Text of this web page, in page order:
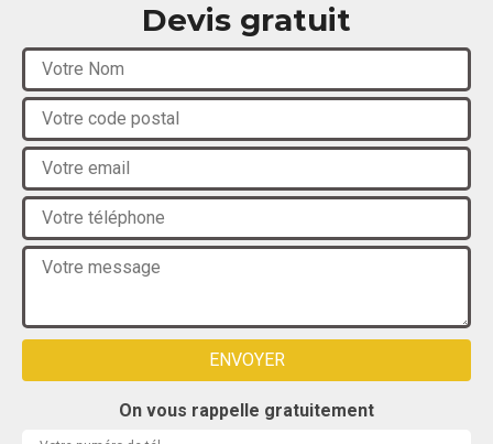
Devis gratuit
On vous rappelle gratuitement